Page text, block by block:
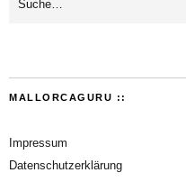
MALLORCAGURU ::
Impressum
Datenschutzerklärung